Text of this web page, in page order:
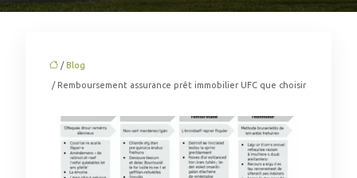
/ Blog
/ Remboursement assurance prêt immobilier UFC que choisir